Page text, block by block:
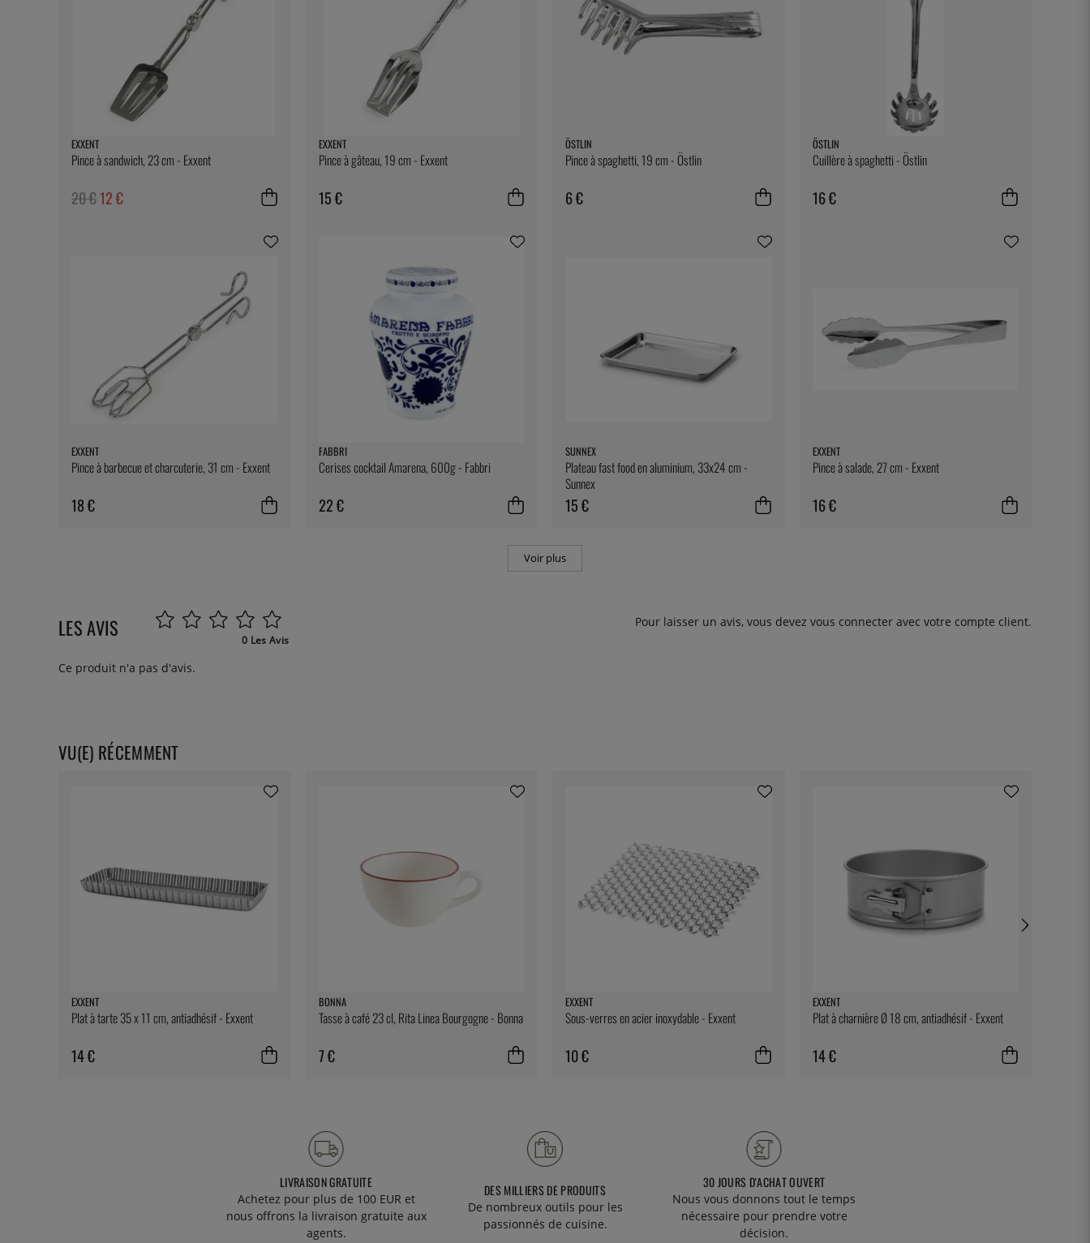
EXXENT
Pince à sandwich, 23 cm - Exxent
20 €12 €
EXXENT
Pince à gâteau, 19 cm - Exxent
15 €
ÖSTLIN
Pince à spaghetti, 19 cm - Östlin
6 €
ÖSTLIN
Cuillère à spaghetti - Östlin
16 €
EXXENT
Pince à barbecue et charcuterie, 31 cm - Exxent
18 €
FABBRI
Cerises cocktail Amarena, 600g - Fabbri
22 €
SUNNEX
Plateau fast food en aluminium, 33x24 cm -
Sunnex
15 €
EXXENT
Pince à salade, 27 cm - Exxent
16 €
Voir plus
LES AVIS 0 Les Avis
Pour laisser un avis, vous devez vous connecter avec votre compte client.
Ce produit n'a pas d'avis.
VU(E) RÉCEMMENT
EXXENT
Plat à tarte 35 x 11 cm, antiadhésif - Exxent
14 €
BONNA
Tasse à café 23 cl, Rita Linea Bourgogne - Bonna
7 €
EXXENT
Sous-verres en acier inoxydable - Exxent
10 €
EXXENT
Plat à charnière Ø 18 cm, antiadhésif - Exxent
14 €
LIVRAISON GRATUITE
Achetez pour plus de 100 EUR et
nous offrons la livraison gratuite aux
agents.
DES MILLIERS DE PRODUITS
De nombreux outils pour les
passionnés de cuisine.
30 JOURS D'ACHAT OUVERT
Nous vous donnons tout le temps
nécessaire pour prendre votre
décision.